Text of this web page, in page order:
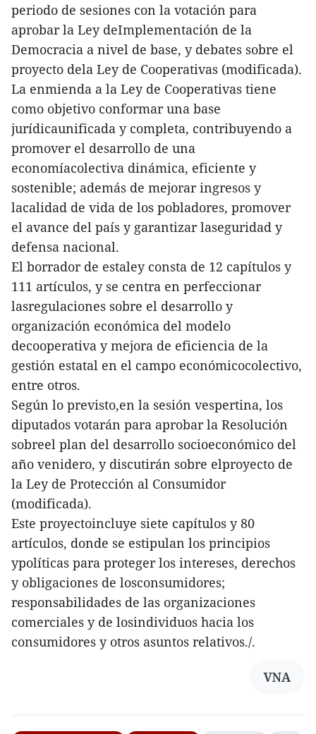
periodo de sesiones con la votación para
aprobar la Ley deImplementación de la
Democracia a nivel de base, y debates sobre el
proyecto dela Ley de Cooperativas (modificada).
La enmienda a la Ley de Cooperativas tiene
como objetivo conformar una base
jurídicaunificada y completa, contribuyendo a
promover el desarrollo de una
economíacolectiva dinámica, eficiente y
sostenible; además de mejorar ingresos y
lacalidad de vida de los pobladores, promover
el avance del país y garantizar laseguridad y
defensa nacional.
El borrador de estaley consta de 12 capítulos y
111 artículos, y se centra en perfeccionar
lasregulaciones sobre el desarrollo y
organización económica del modelo
decooperativa y mejora de eficiencia de la
gestión estatal en el campo económicocolectivo,
entre otros.
Según lo previsto,en la sesión vespertina, los
diputados votarán para aprobar la Resolución
sobreel plan del desarrollo socioeconómico del
año venidero, y discutirán sobre elproyecto de
la Ley de Protección al Consumidor
(modificada).
Este proyectoincluye siete capítulos y 80
artículos, donde se estipulan los principios
ypolíticas para proteger los intereses, derechos
y obligaciones de losconsumidores;
responsabilidades de las organizaciones
comerciales y de losindividuos hacia los
consumidores y otros asuntos relativos./.
VNA